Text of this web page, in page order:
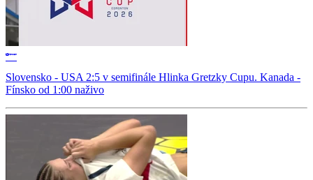
Slovensko - USA 2:5 v semifinále Hlinka Gretzky Cupu. Kanada -
Fínsko od 1:00 naživo